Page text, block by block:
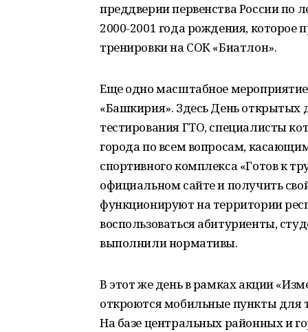
преддверии первенства России
2000-2001 года рождения, которое
тренировки на СОК «Биатлон».
Еще одно масштабное
«Башкирия». Здесь День открытых
тестирования ГТО, специалисты
города по всем вопросам,
спортивного комплекса «Готов к
официальном сайте и получить
функционируют на территории
воспользоваться абитуриенты,
выполнили нормативы.
В этот же день в рамках акции
откроются мобильные пункты для
На базе центральных районных и